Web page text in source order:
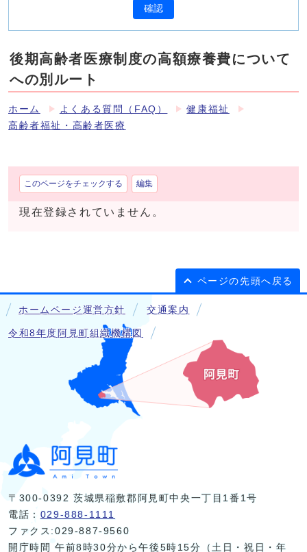
確認
後期高齢者医療制度の高額療養費について
への別ルート
ホーム よくある質問（FAQ）
健康福祉
高齢者福祉・高齢者医療
このページをチェックする 編集
現在登録されていません。
ページの先頭へ戻る
ホームページ運営方針 交通案内
令和8年度阿見町組織機構図
〒300-0392 茨城県稲敷郡阿見町中央一丁目1番1号
電話： 029-888-1111
ファクス:029-887-9560
開庁時間 午前8時30分から午後5時15分（土日・祝日・年